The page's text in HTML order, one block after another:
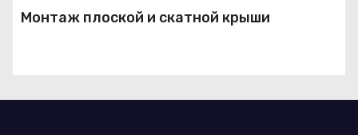
Монтаж плоской и скатной крыши